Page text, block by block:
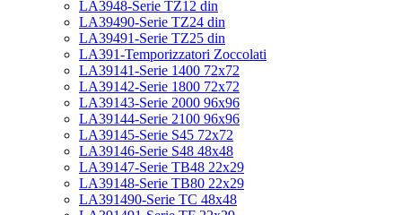
LA3948-Serie TZ12 din
LA39490-Serie TZ24 din
LA39491-Serie TZ25 din
LA391-Temporizzatori Zoccolati
LA39141-Serie 1400 72x72
LA39142-Serie 1800 72x72
LA39143-Serie 2000 96x96
LA39144-Serie 2100 96x96
LA39145-Serie S45 72x72
LA39146-Serie S48 48x48
LA39147-Serie TB48 22x29
LA39148-Serie TB80 22x29
LA391490-Serie TC 48x48